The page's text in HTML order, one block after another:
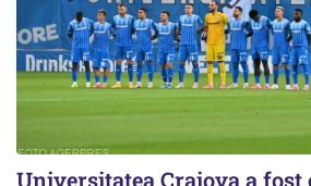
Universitatea Craiova a